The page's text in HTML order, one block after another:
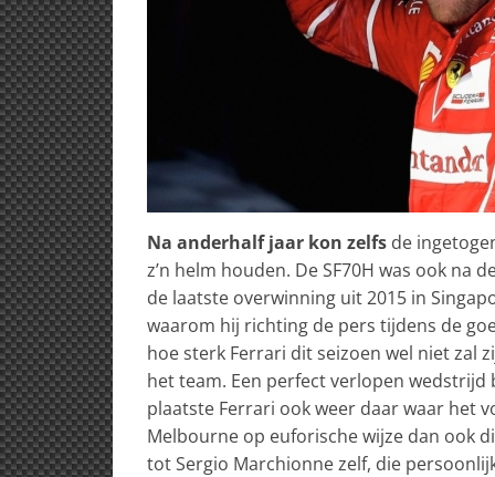
Na anderhalf jaar kon zelfs de
z’n helm houden. De SF70H was ook na
de laatste overwinning uit 2015 in
waarom hij richting de pers tijdens de
hoe sterk Ferrari dit seizoen wel niet zal
het team. Een perfect verlopen
plaatste Ferrari ook weer daar waar het
Melbourne op euforische wijze dan ook
tot Sergio Marchionne zelf, die